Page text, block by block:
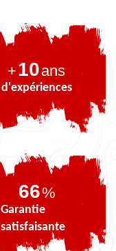
+10ans
d'expériences
82%
Garantie
satisfaisante